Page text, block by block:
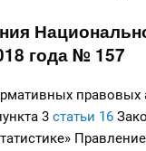
года № 157
правовых
3 статьи 16